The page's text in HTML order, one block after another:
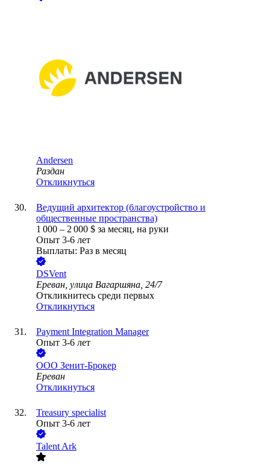
Andersen
Раздан
Откликнуться
Ведущий архитектор (благоустройство и
общественные пространства)
1 000 – 2 000 $ за месяц, на руки
Опыт 3-6 лет
Выплаты: Раз в месяц
DSVent
Ереван, улица Вагаршяна, 24/7
Откликнитесь среди первых
Откликнуться
Payment Integration Manager
Опыт 3-6 лет
ООО Зенит-Брокер
Ереван
Откликнуться
Treasury specialist
Опыт 3-6 лет
Talent Ark